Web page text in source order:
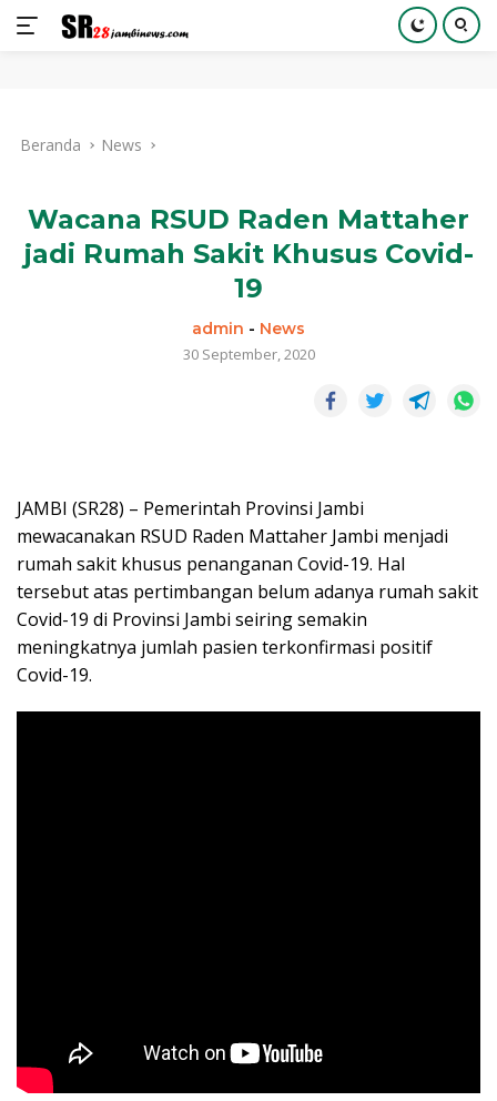
kontenBeranda News
Wacana RSUD Raden Mattaher
jadi Rumah Sakit Khusus Covid-
19
admin - News
30 September, 2020
JAMBI (SR28) – Pemerintah Provinsi Jambi
mewacanakan RSUD Raden Mattaher Jambi menjadi
rumah sakit khusus penanganan Covid-19. Hal
tersebut atas pertimbangan belum adanya rumah sakit
Covid-19 di Provinsi Jambi seiring semakin
meningkatnya jumlah pasien terkonfirmasi positif
Covid-19.